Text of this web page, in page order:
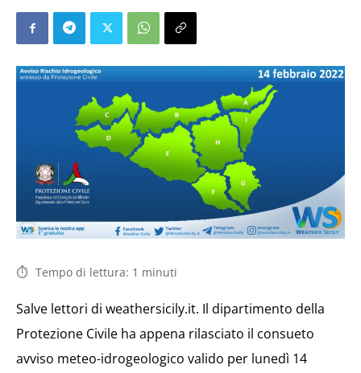
Tempo di lettura: 1 minuti
Salve lettori di weathersicily.it. Il dipartimento della
Protezione Civile ha appena rilasciato il consueto
avviso meteo-idrogeologico valido per lunedì 14